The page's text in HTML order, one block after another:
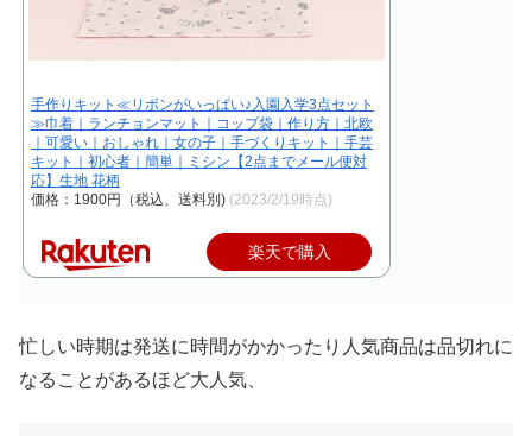
手作りキット≪リボンがいっぱい♪入園入学3点セット
≫巾着｜ランチョンマット｜コップ袋｜作り方｜北欧
｜可愛い｜おしゃれ｜女の子｜手づくりキット｜手芸
キット｜初心者｜簡単｜ミシン【2点までメール便対
応】生地 花柄
価格：1900円（税込、送料別) (2023/2/19時点)
楽天で購入
忙しい時期は発送に時間がかかったり人気商品は品切れに
なることがあるほど大人気、